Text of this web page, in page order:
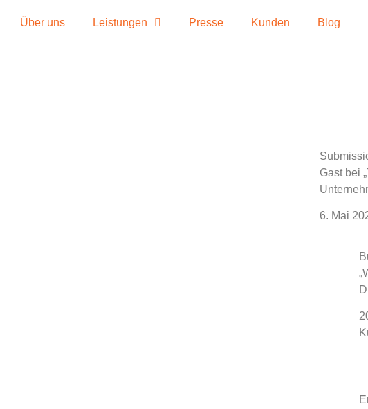
Über uns Leistungen Presse Kunden Blog
Gast bei
6. Mai